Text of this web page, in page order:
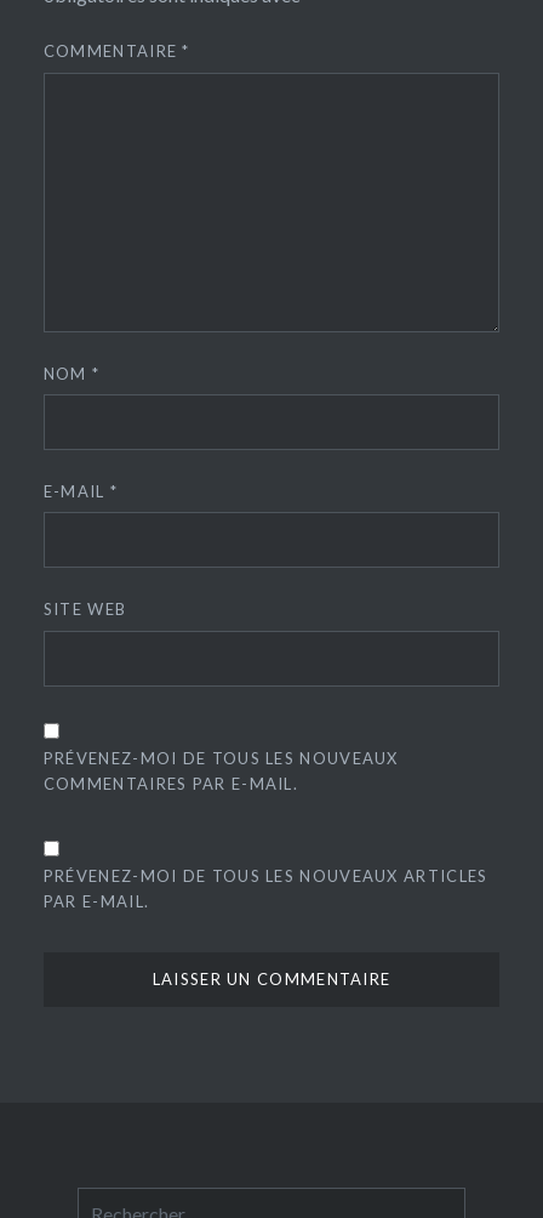
COMMENTAIRE*
NOM*
E-MAIL *
SITE WEB
PRÉVENEZ-MOI DE TOUS LES NOUVEAUX
COMMENTAIRES PAR E-MAIL.
PRÉVENEZ-MOI DE TOUS LES NOUVEAUX ARTICLES
PAR E-MAIL.